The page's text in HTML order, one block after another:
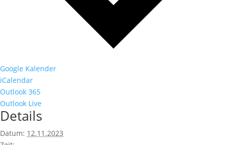
Google Kalender
iCalendar
Outlook 365
Outlook Live
Details
Datum: 12.11.2023